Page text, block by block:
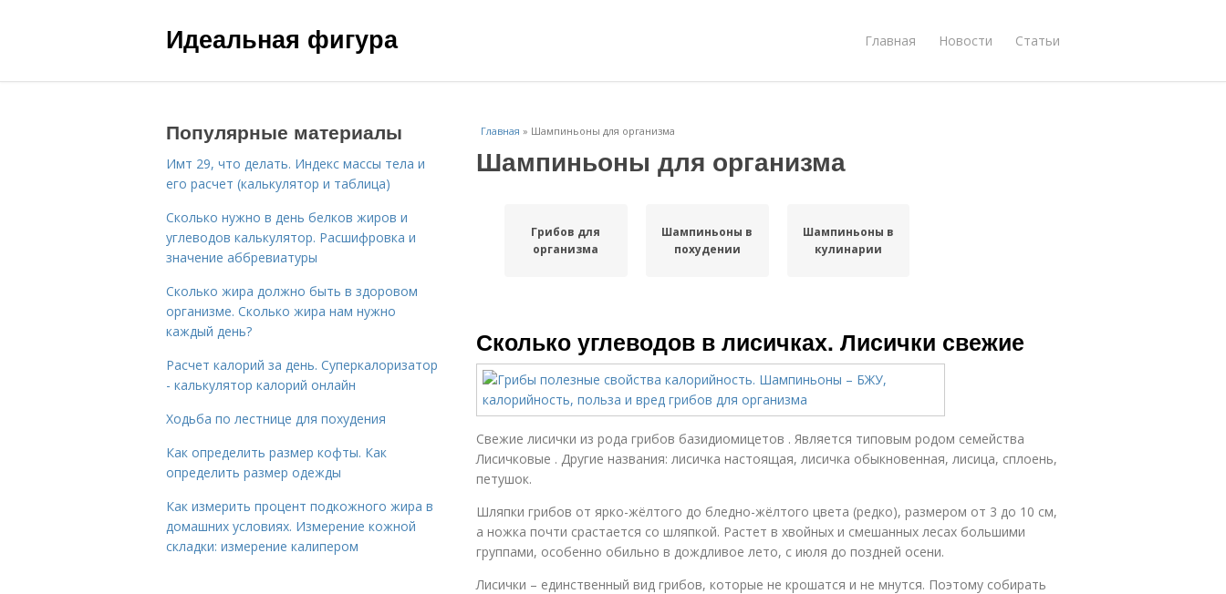
Идеальная фигура Главная Новости Статьи
Главная » Шампиньоны для организма
Шампиньоны для организма
Грибов для
организма
Шампиньоны в
похудении
Шампиньоны в
кулинарии
Сколько углеводов в лисичках. Лисички свежие
Свежие лисички из рода грибов базидиомицетов . Является типовым родом семейства
Лисичковые . Другие названия: лисичка настоящая, лисичка обыкновенная, лисица, сплоень,
петушок.
Шляпки грибов от ярко-жёлтого до бледно-жёлтого цвета (редко), размером от 3 до 10 см,
а ножка почти срастается со шляпкой. Растет в хвойных и смешанных лесах большими
группами, особенно обильно в дождливое лето, с июля до поздней осени.
Лисички – единственный вид грибов, которые не крошатся и не мнутся. Поэтому собирать
Популярные материалы
Имт 29, что делать. Индекс массы тела и
его расчет (калькулятор и таблица)
Сколько нужно в день белков жиров и
углеводов калькулятор. Расшифровка и
значение аббревиатуры
Сколько жира должно быть в здоровом
организме. Сколько жира нам нужно
каждый день?
Расчет калорий за день. Суперкалоризатор
- калькулятор калорий онлайн
Ходьба по лестнице для похудения
Как определить размер кофты. Как
определить размер одежды
Как измерить процент подкожного жира в
домашних условиях. Измерение кожной
складки: измерение калипером